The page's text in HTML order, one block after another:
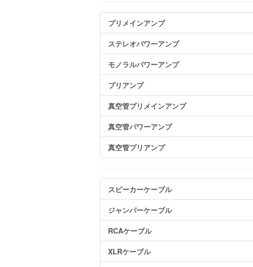
プリメインアンプ
ステレオパワーアンプ
モノラルパワーアンプ
プリアンプ
真空管プリメインアンプ
真空管パワーアンプ
真空管プリアンプ
スピーカーケーブル
ジャンパーケーブル
RCAケーブル
XLRケーブル